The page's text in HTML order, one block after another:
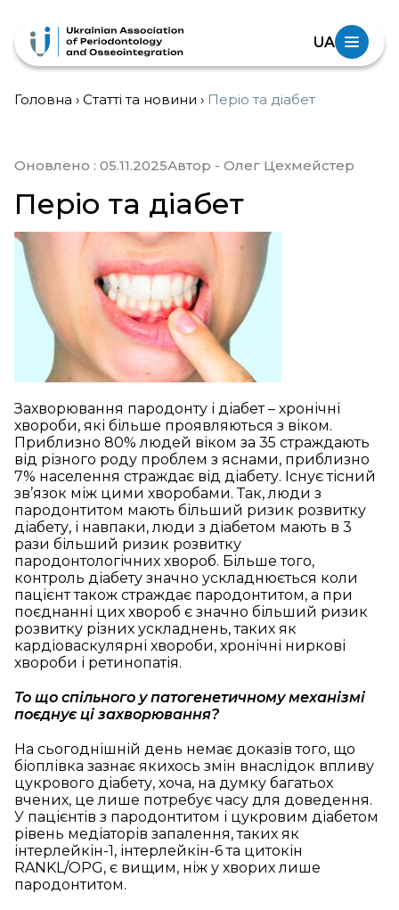
UA
Головна › Статті та новини › Періо та діабет
Оновлено : 05.11.2025Автор - Олег Цехмейстер
Періо та діабет
Захворювання пародонту і діабет – хронічні
хвороби, які більше проявляються з віком.
Приблизно 80% людей віком за 35 страждають
від різного роду проблем з яснами, приблизно
7% населення страждає від діабету. Існує тісний
зв’язок між цими хворобами. Так, люди з
пародонтитом мають більший ризик розвитку
діабету, і навпаки, люди з діабетом мають в 3
рази більший ризик розвитку
пародонтологічних хвороб. Більше того,
контроль діабету значно ускладнюється коли
пацієнт також страждає пародонтитом, а при
поєднанні цих хвороб є значно більший ризик
розвитку різних ускладнень, таких як
кардіоваскулярні хвороби, хронічні ниркові
хвороби і ретинопатія.
То що спільного у патогенетичному механізмі
поєднує ці захворювання?
На сьогоднішній день немає доказів того, що
біоплівка зазнає якихось змін внаслідок впливу
цукрового діабету, хоча, на думку багатьох
вчених, це лише потребує часу для доведення.
У пацієнтів з пародонтитом і цукровим діабетом
рівень медіаторів запалення, таких як
інтерлейкін-1, інтерлейкін-6 та цитокін
RANKL/OPG, є вищим, ніж у хворих лише
пародонтитом.